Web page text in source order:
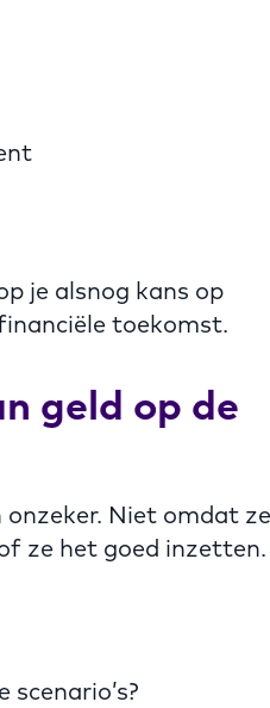
je alsnog kans op
toekomst.
geld op de
Niet omdat ze
ze het goed inzetten.